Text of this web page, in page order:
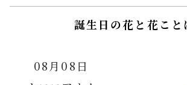
誕生日の花と花こと
08月08日